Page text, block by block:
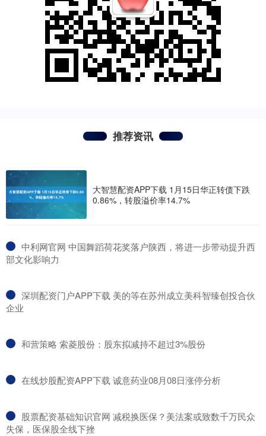
推荐资讯
大智慧配资APP下载 1月15日华正转债下跌
0.86%，转股溢价率14.7%
​中利网官网 中国舞蹈荷花奖落户陕西，将进一步带动提升西
部文化影响力
​深圳配资门户APP下载 美的等在苏州成立美科智臻创投合伙
企业
​和营策略 索菱股份：股东拟减持不超过3%股份
​在线炒股配资APP下载 诚意药业08月08日涨停分析
​股票配资基础知识官网 减税换医保？美法案或致数千万民众
失保，医保股全线下挫